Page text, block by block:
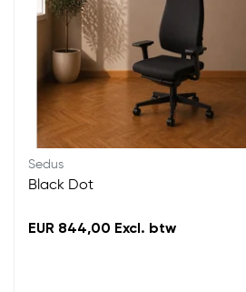
Sedus
Black Dot
EUR 844,00 Excl. btw